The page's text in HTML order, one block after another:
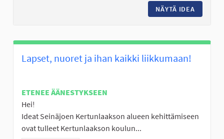
NÄYTÄ IDEA
Lapset, nuoret ja ihan kaikki liikkumaan!
ETENEE ÄÄNESTYKSEEN
Hei!
Ideat Seinäjoen Kertunlaakson alueen kehittämiseen
ovat tulleet Kertunlaakson koulun...